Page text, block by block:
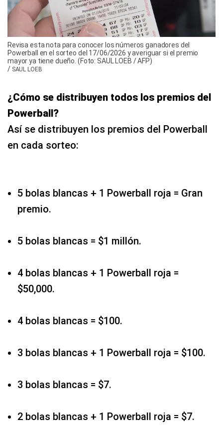
Revisa esta nota para conocer los números ganadores del
Powerball en el sorteo del 17/06/2026 y averiguar si el premio
mayor ya tiene dueño. (Foto: SAUL LOEB / AFP)
/ SAUL LOEB
¿Cómo se distribuyen todos los premios del
Powerball?
Así se distribuyen los premios del Powerball
en cada sorteo:
5 bolas blancas + 1 Powerball roja = Gran
premio.
5 bolas blancas = $1 millón.
4 bolas blancas + 1 Powerball roja =
$50,000.
4 bolas blancas = $100.
3 bolas blancas + 1 Powerball roja = $100.
3 bolas blancas = $7.
2 bolas blancas + 1 Powerball roja = $7.